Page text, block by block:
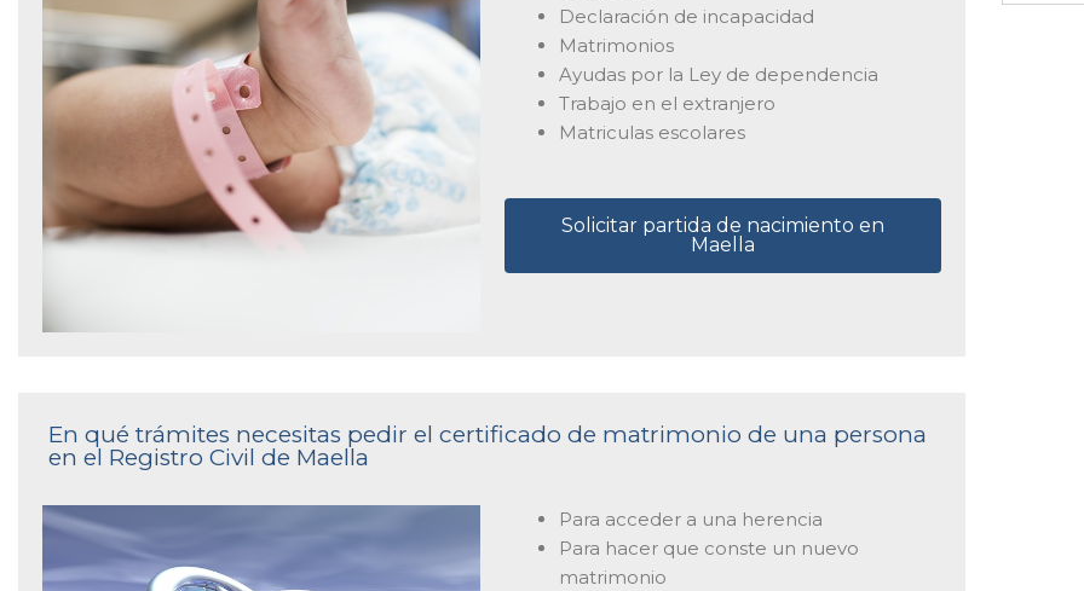
Declaración de incapacidad
Matrimonios
Ayudas por la Ley de dependencia
Trabajo en el extranjero
Matriculas escolares
Solicitar partida de nacimiento en
Maella
En qué trámites necesitas pedir el certificado de matrimonio de una persona
en el Registro Civil de Maella
Para acceder a una herencia
Para hacer que conste un nuevo
matrimonio